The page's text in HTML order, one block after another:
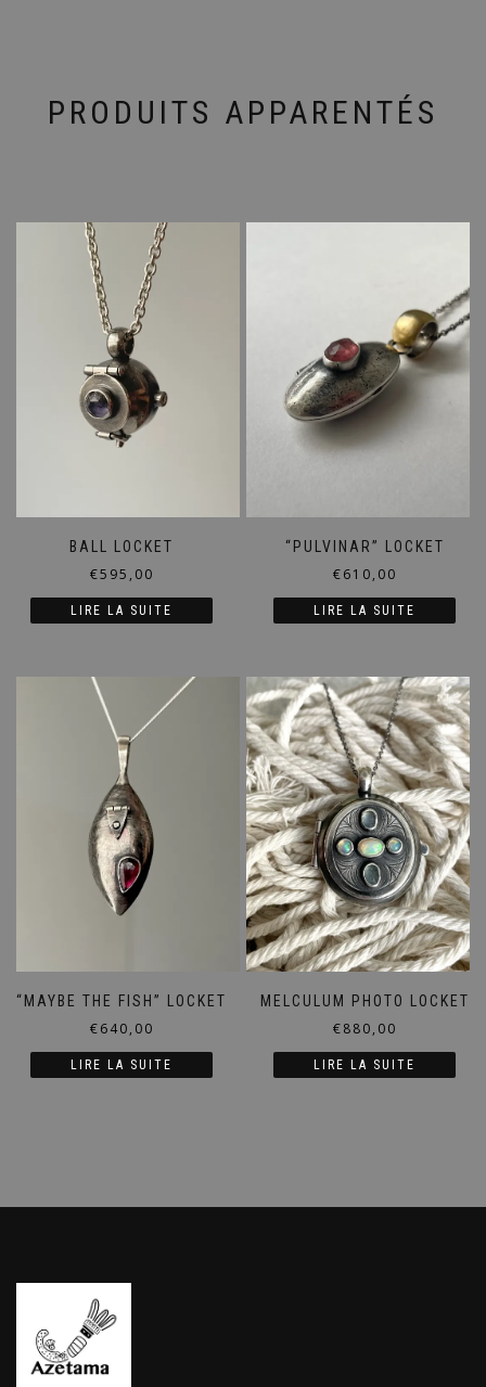
PRODUITS APPARENTÉS
BALL LOCKET
€595,00
LIRE LA SUITE
“PULVINAR” LOCKET
€610,00
LIRE LA SUITE
“MAYBE THE FISH” LOCKET
€640,00
LIRE LA SUITE
MELCULUM PHOTO LOCKET
€880,00
LIRE LA SUITE